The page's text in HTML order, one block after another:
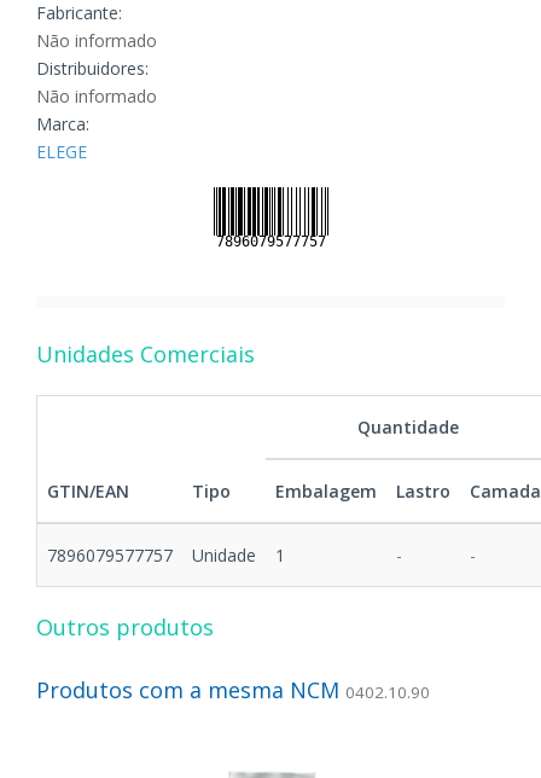
Fabricante:
Não informado
Distribuidores:
Não informado
Marca:
ELEGE
Unidades Comerciais
GTIN/EAN Tipo
Quantidade
Embalagem Lastro Camada
7896079577757 Unidade 1 - -
Outros produtos
Produtos com a mesma NCM 0402.10.90